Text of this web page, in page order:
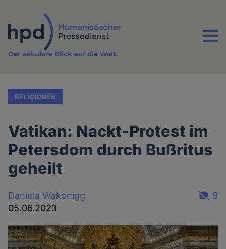
Inhalt
Menu
Der säkulare Blick auf die Welt.
RELIGIONEN
Vatikan: Nackt-Protest im
Petersdom durch Bußritus
geheilt
Daniela Wakonigg
05.06.2023
9